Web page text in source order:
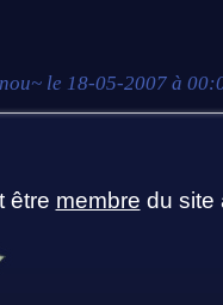
~ le 18-05-2007 à
être membre du site